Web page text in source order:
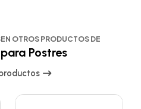
OTROS PRODUCTOS DE
Postres